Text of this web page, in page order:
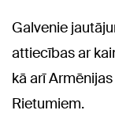
Galvenie
attiecības ar
kā arī
Rietumiem.